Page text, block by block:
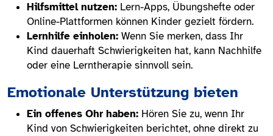
Hilfsmittel nutzen: Lern-Apps, Übungshefte oder
Online-Plattformen können Kinder gezielt fördern.
Lernhilfe einholen: Wenn Sie merken, dass Ihr
Kind dauerhaft Schwierigkeiten hat, kann Nachhilfe
oder eine Lerntherapie sinnvoll sein.
Emotionale Unterstützung bieten
Ein offenes Ohr haben: Hören Sie zu, wenn Ihr
Kind von Schwierigkeiten berichtet, ohne direkt zu